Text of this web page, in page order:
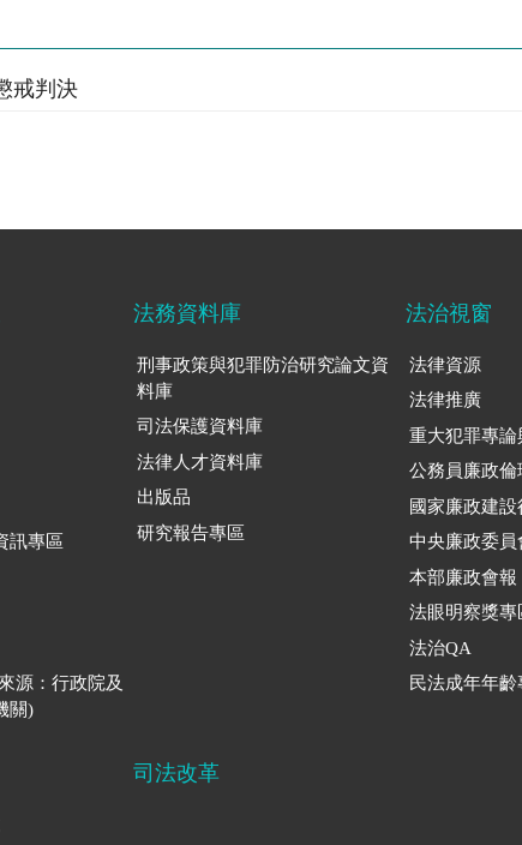
戒判決
訊專區
源：行政院及
關)
法務資料庫
刑事政策與犯罪防治研究論文資
料庫
司法保護資料庫
法律人才資料庫
出版品
研究報告專區
法治視窗
法律資源
法律推廣
重大犯罪專論
公務員廉政倫
國家廉政建
中央廉政委員
本部廉政會報
法眼明察獎專
法治QA
民法成年年齡
司法改革